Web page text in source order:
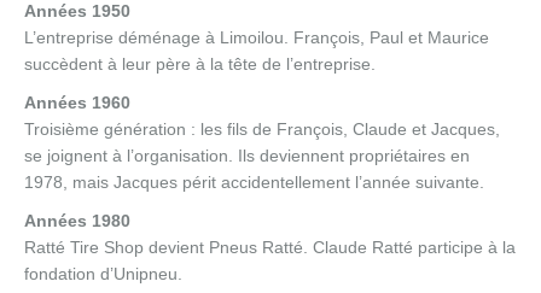
Années 1950
L’entreprise déménage à Limoilou. François, Paul et Maurice
succèdent à leur père à la tête de l’entreprise.
Années 1960
Troisième génération : les fils de François, Claude et Jacques,
se joignent à l’organisation. Ils deviennent propriétaires en
1978, mais Jacques périt accidentellement l’année suivante.
Années 1980
Ratté Tire Shop devient Pneus Ratté. Claude Ratté participe à la
fondation d’Unipneu.